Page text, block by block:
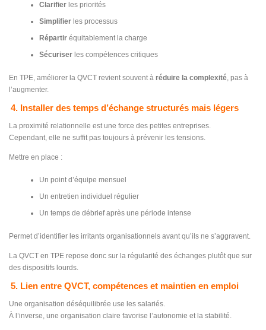
Clarifierles priorités
Simplifierles processus
Répartiréquitablement la charge
Sécuriserles compétences critiques
En TPE, améliorer la QVCT revient souvent à réduire la complexité , pas à
l’augmenter.
4. Installer des temps d’échange structurés mais légers
La proximité relationnelle est une force des petites entreprises.
Cependant, elle ne suffit pas toujours à prévenir les tensions.
Mettre en place :
Un point d’équipe mensuel
Un entretien individuel régulier
Un temps de débrief après une période intense
Permet d’identifier les irritants organisationnels avant qu’ils ne s’aggravent.
La QVCT en TPE repose donc sur la régularité des échanges plutôt que sur
des dispositifs lourds.
5. Lien entre QVCT, compétences et maintien en emploi
Une organisation déséquilibrée use les salariés.
À l’inverse, une organisation claire favorise l’autonomie et la stabilité.